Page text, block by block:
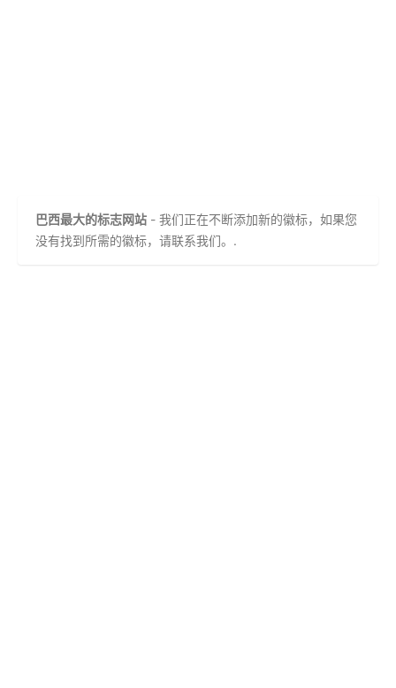
巴西最大的标志网站 - 我们正在不断添加新的徽标，如果您
没有找到所需的徽标，请联系我们。.